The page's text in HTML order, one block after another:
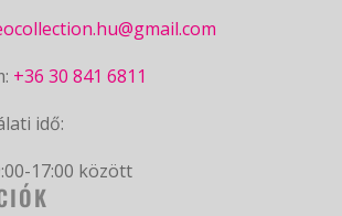
+36 30 841 6811
idő:
17:00 között